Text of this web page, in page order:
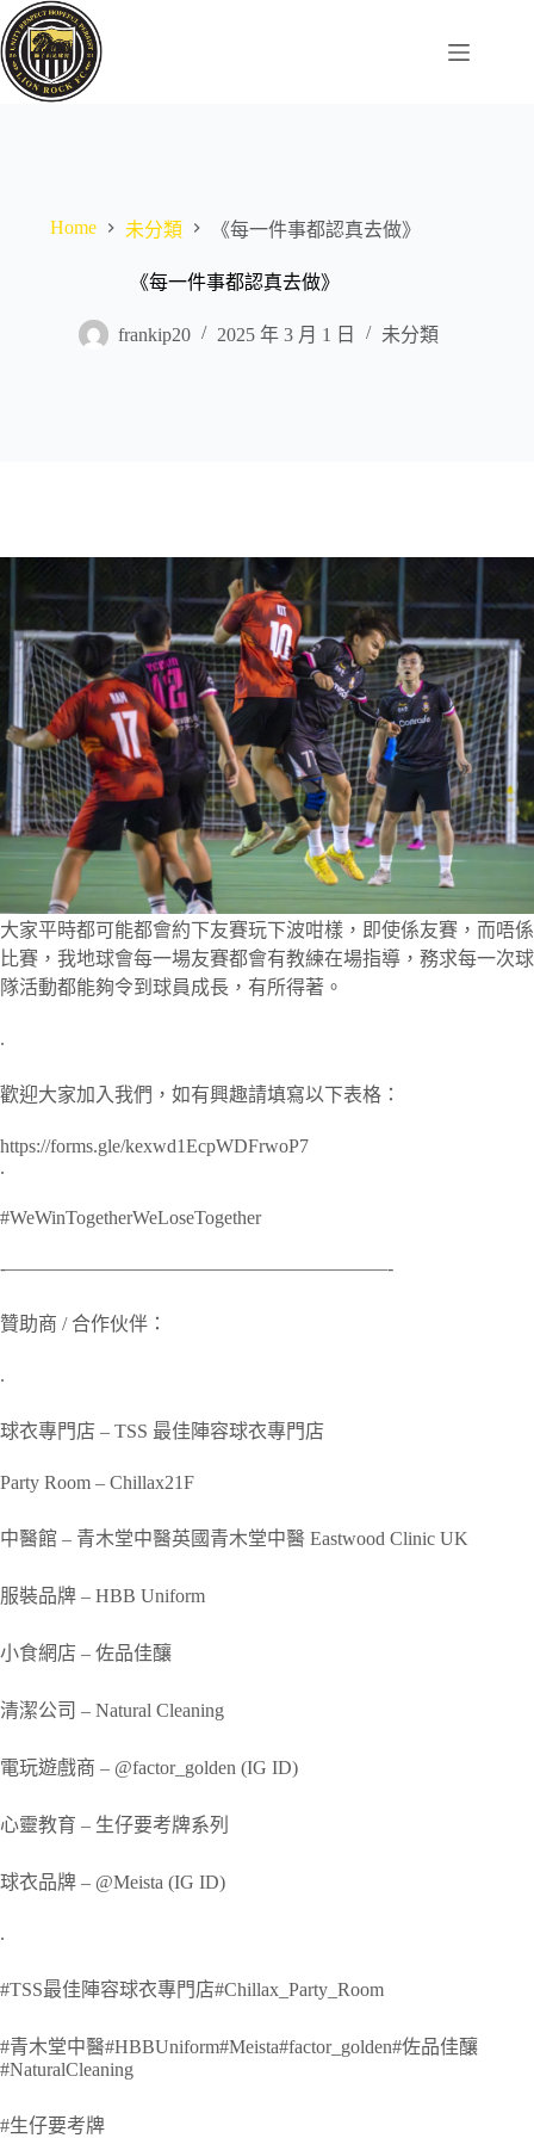
Skip
to
content
Home 未分類 《每一件事都認真去做》
《每一件事都認真去做》
frankip20 2025 年 3 月 1 日 未分類
大家平時都可能都會約下友賽玩下波咁樣，即使係友賽，而唔係
比賽，我地球會每一場友賽都會有教練在場指導，務求每一次球
隊活動都能夠令到球員成長，有所得著。
.
歡迎大家加入我們，如有興趣請填寫以下表格：
https://forms.gle/kexwd1EcpWDFrwoP7
.
#WeWinTogetherWeLoseTogether
‐————————————————————-
贊助商 / 合作伙伴：
.
球衣專門店 – TSS 最佳陣容球衣專門店
Party Room – Chillax21F
中醫館 – 青木堂中醫英國青木堂中醫 Eastwood Clinic UK
服裝品牌 – HBB Uniform
小食網店 – 佐品佳釀
清潔公司 – Natural Cleaning
電玩遊戲商 – @factor_golden (IG ID)
心靈教育 – 生仔要考牌系列
球衣品牌 – @Meista (IG ID)
.
#TSS最佳陣容球衣專門店#Chillax_Party_Room
#青木堂中醫#HBBUniform#Meista#factor_golden#佐品佳釀
#NaturalCleaning
#生仔要考牌